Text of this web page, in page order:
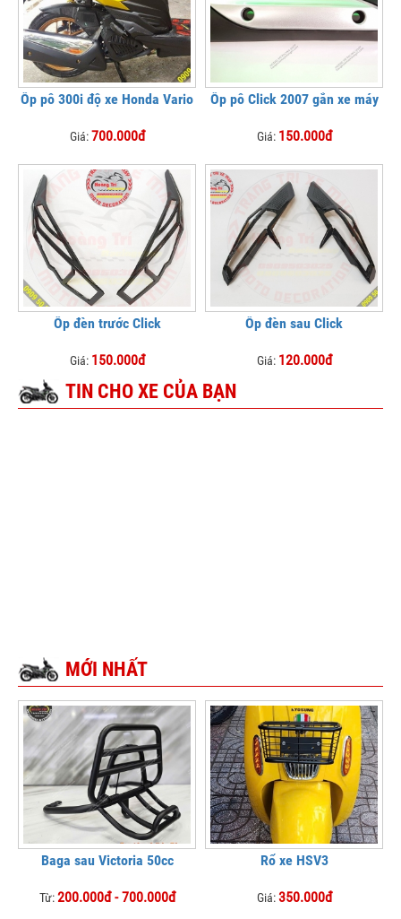
Ốp pô 300i độ xe Honda Vario
Giá:700.000đ
Ốp pô Click 2007 gắn xe máy
Giá: 150.000đ
Ốp đèn trước Click
Giá: 150.000đ
Ốp đèn sau Click
Giá: 120.000đ
TIN CHO XE CỦA BẠN
MỚI NHẤT
Baga sau Victoria 50cc
Từ:200.000đ - 700.000đ
Rổ xe HSV3
Giá:350.000đ